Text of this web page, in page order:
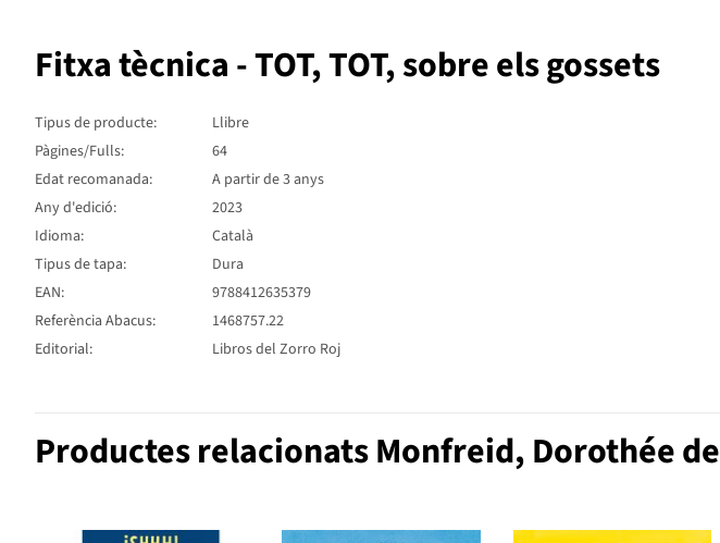
Fitxa tècnica - TOT, TOT, sobre els gossets
Tipus de producte:
Llibre
Pàgines/Fulls:
64
Edat recomanada:
A partir de 3 anys
Any d'edició:
2023
Idioma:
Català
Tipus de tapa:
Dura
EAN:
9788412635379
Referència Abacus:
1468757.22
Editorial:
Libros del Zorro Roj
Productes relacionats Monfreid, Dorothée de